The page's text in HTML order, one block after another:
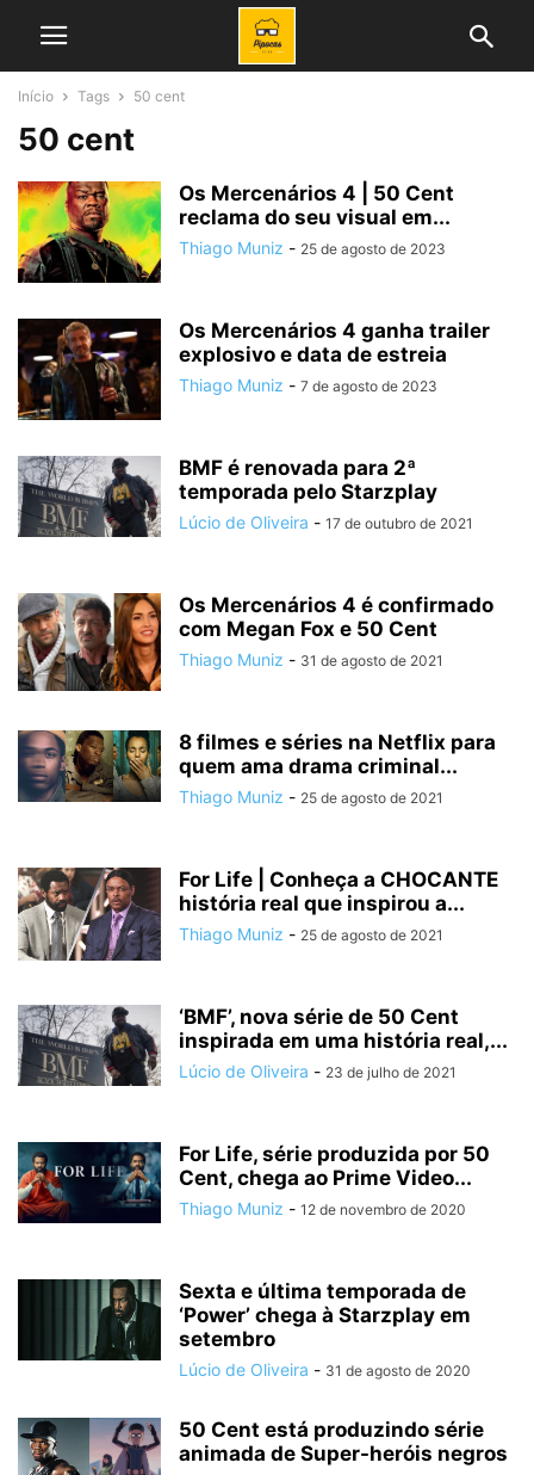
Início Tags 50 cent
50 cent
Os Mercenários 4 | 50 Cent
reclama do seu visual em...
Thiago Muniz - 25 de agosto de 2023
Os Mercenários 4 ganha trailer
explosivo e data de estreia
Thiago Muniz - 7 de agosto de 2023
BMF é renovada para 2ª
temporada pelo Starzplay
Lúcio de Oliveira - 17 de outubro de 2021
Os Mercenários 4 é confirmado
com Megan Fox e 50 Cent
Thiago Muniz - 31 de agosto de 2021
8 filmes e séries na Netflix para
quem ama drama criminal...
Thiago Muniz - 25 de agosto de 2021
For Life | Conheça a CHOCANTE
história real que inspirou a...
Thiago Muniz - 25 de agosto de 2021
‘BMF’, nova série de 50 Cent
inspirada em uma história real,...
Lúcio de Oliveira - 23 de julho de 2021
For Life, série produzida por 50
Cent, chega ao Prime Video...
Thiago Muniz - 12 de novembro de 2020
Sexta e última temporada de
‘Power’ chega à Starzplay em
setembro
Lúcio de Oliveira - 31 de agosto de 2020
50 Cent está produzindo série
animada de Super-heróis negros